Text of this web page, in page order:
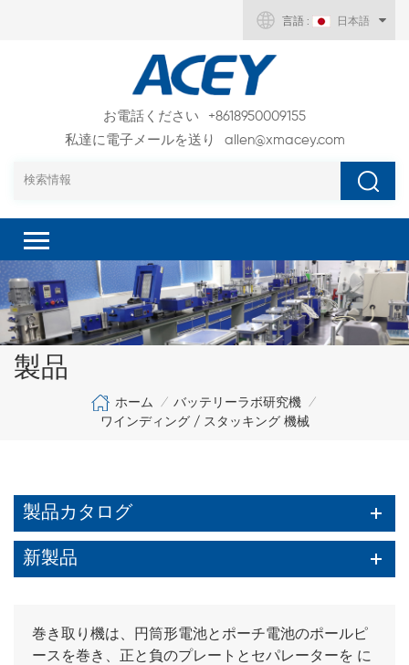
言語 : 日本語
お電話ください
+8618950009155
私達に電子メールを送り
allen@xmacey.com
製品
ホーム / バッテリーラボ研究機 /
ワインディング / スタッキング 機械
製品カタログ
新製品
巻き取り機は、円筒形電池とポーチ電池のポールピ
ースを巻き、正と負のプレートとセパレーターを に